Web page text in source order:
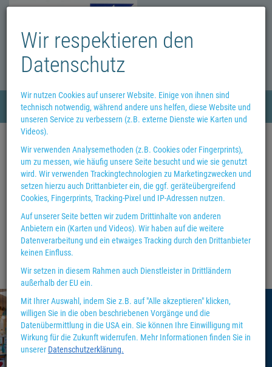
Wir respektieren den
Datenschutz
Wir nutzen Cookies auf unserer Website. Einige von ihnen sind
technisch notwendig, während andere uns helfen, diese Website und
unseren Service zu verbessern (z.B. externe Dienste wie Karten und
Videos).
Wir verwenden Analysemethoden (z.B. Cookies oder Fingerprints),
um zu messen, wie häufig unsere Seite besucht und wie sie genutzt
wird. Wir verwenden Trackingtechnologien zu Marketingzwecken und
setzen hierzu auch Drittanbieter ein, die ggf. geräteübergreifend
Cookies, Fingerprints, Tracking-Pixel und IP-Adressen nutzen.
Auf unserer Seite betten wir zudem Drittinhalte von anderen
Anbietern ein (Karten und Videos). Wir haben auf die weitere
Datenverarbeitung und ein etwaiges Tracking durch den Drittanbieter
keinen Einfluss.
Wir setzen in diesem Rahmen auch Dienstleister in Drittländern
außerhalb der EU ein.
Mit Ihrer Auswahl, indem Sie z.B. auf "Alle akzeptieren" klicken,
willigen Sie in die oben beschriebenen Vorgänge und die
Datenübermittlung in die USA ein. Sie können Ihre Einwilligung mit
Wirkung für die Zukunft widerrufen. Mehr Informationen finden Sie in
unserer Datenschutzerklärung.
Menü 0
Sie können Ihre Bestellungen im
büchereck auch per WhatsApp
abschicken: 017647125125
Unser Shop steht Ihnen natürlich ebenfalls zur Verfügung, die
zur Lieferung nach Hause.
Ihre Buchhandlung
büchereck am rathaus in Vellmar
Unser Buch der Woche